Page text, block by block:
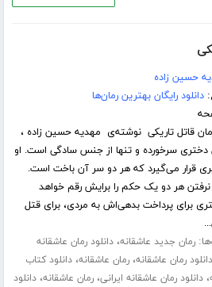
حسین زاده
دانلود رایگان بهترین رمان‌ها
قاتل تاریکی نوشته‌ی مهدیه حسین زاده ،
دختری سرخورده و تنها از جنس سادگی است. او
قرار می‌گیرد که هر دو سر آن باخت است.
هر دو یک حکم را برایش رقم خواهد
برای پرداخت بدهی‌اش به مردی، برای قتل
رمان جدید عاشقانه،دانلود رمان عاشقانه
دانلود رمان عاشقانه،رمان عاشقانه،دانلود کتاب
،دانلود رمان عاشقانه ایرانی،رمان عاشقانه،دانلود